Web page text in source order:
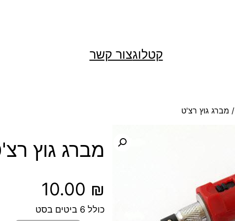
קטלוגצור קשר
/ מברג גוץ רצ'ט
מברג גוץ
10.00 ₪
כולל 6 ביטים בסט